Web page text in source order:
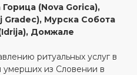
(Nova Gorica),
Gradec), Мурска Собота
Домжале
ритуальных услуг в
умерших из Словении в